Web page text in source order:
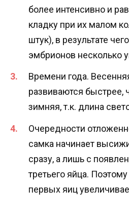
более интенсивно и
кладку при их малом
штук), в результате
эмбрионов несколько
Времени года.
развиваются быстрее,
зимняя, т.к. длина
Очередности
самка начинает
сразу, а лишь с
третьего яйца.
первых яиц